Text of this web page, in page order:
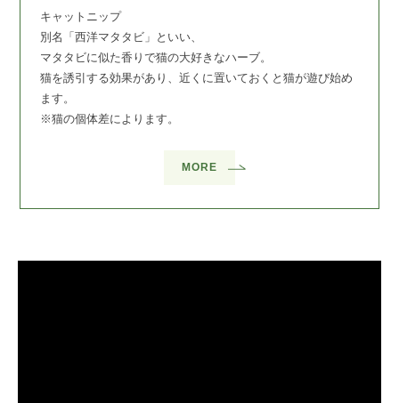
キャットニップ
別名「西洋マタタビ」といい、
マタタビに似た香りで猫の大好きなハーブ。
猫を誘引する効果があり、近くに置いておくと猫が遊び始め
ます。
※猫の個体差によります。
MORE